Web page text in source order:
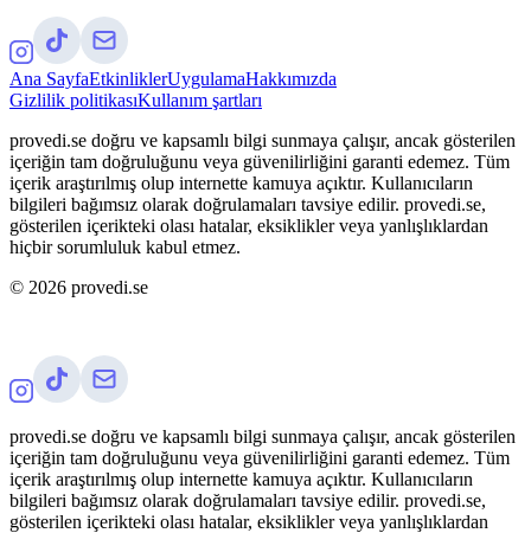
Ana SayfaEtkinliklerUygulamaHakkımızda
Gizlilik politikasıKullanım şartları
provedi.se doğru ve kapsamlı bilgi sunmaya çalışır, ancak gösterilen
içeriğin tam doğruluğunu veya güvenilirliğini garanti edemez. Tüm
içerik araştırılmış olup internette kamuya açıktır. Kullanıcıların
bilgileri bağımsız olarak doğrulamaları tavsiye edilir. provedi.se,
gösterilen içerikteki olası hatalar, eksiklikler veya yanlışlıklardan
hiçbir sorumluluk kabul etmez.
© 2026 provedi.se
provedi.se doğru ve kapsamlı bilgi sunmaya çalışır, ancak gösterilen
içeriğin tam doğruluğunu veya güvenilirliğini garanti edemez. Tüm
içerik araştırılmış olup internette kamuya açıktır. Kullanıcıların
bilgileri bağımsız olarak doğrulamaları tavsiye edilir. provedi.se,
gösterilen içerikteki olası hatalar, eksiklikler veya yanlışlıklardan